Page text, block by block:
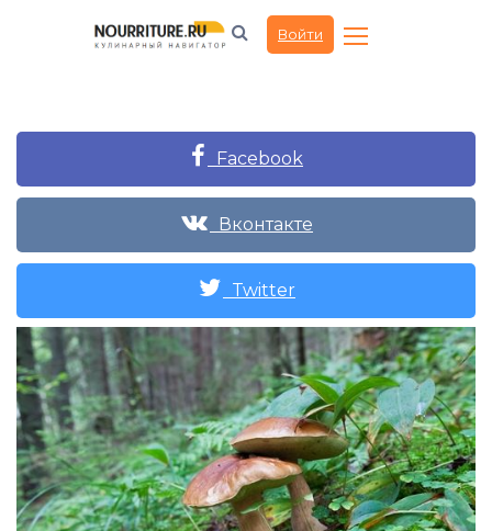
Войти
Facebook
Вконтакте
Twitter